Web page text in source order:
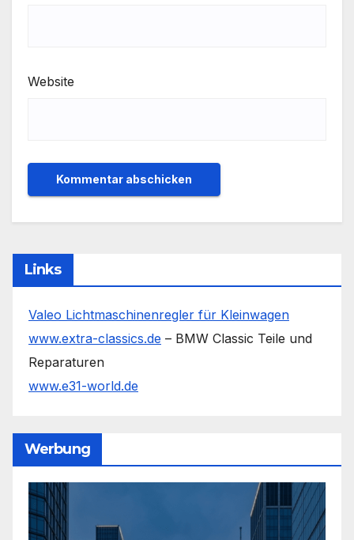
Website
Links
Valeo Lichtmaschinenregler für Kleinwagen
www.extra-classics.de – BMW Classic Teile und
Reparaturen
www.e31-world.de
Werbung